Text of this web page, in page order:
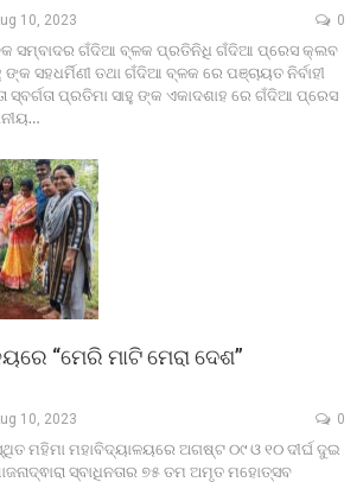
10, 2023 0
ସମ୍ବାଦର ଗଁଦିଆ ବ୍ଳକ ପ୍ରତିନିଧି ଗଁଦିଆ ପ୍ରେସ କ୍ଲବ
ସହଧର୍ମିଣୀ ତଥା ଗଁଦିଆ ବ୍ଳକ ରେ ପଞ୍ଚାୟତ ନିର୍ବାହୀ
ସ୍ବର୍ଗତା ପ୍ରତିମା ସାହୁ ଙ୍କ ଏକାଦଶାହ ରେ ଗଁଦିଆ ପ୍ରେସ
“ମେରି ମାଟି ମେରା ଦେଶ”
10, 2023 0
ମହିମା ମହାବିଦ୍ୟାଳୟରେ ଅଗଷ୍ଟ ୦୯ ଓ ୧୦ ଦୀର୍ଘ ଦୁଇ
ସ୍ବାଧିନତାର ୭୫ ତମ ଅମୃତ ମହୋତ୍ସବ